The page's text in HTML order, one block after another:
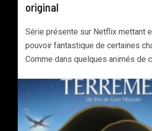
original
Série présente sur Netflix mettant
pouvoir fantastique de certaines
Comme dans quelques animés de